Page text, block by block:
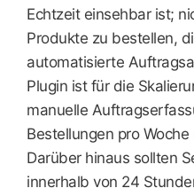
Echtzeit einsehbar ist;
Produkte zu bestellen,
automatisierte
Plugin ist für die
manuelle
Bestellungen pro
Darüber hinaus sollten
innerhalb von 24